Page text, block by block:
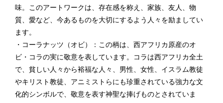
味。このアートワークは、存在感を称え、家族、友人、物
質、愛など、今あるものを大切にするよう人々を励ましてい
ます。
・コーラナッツ（オビ）：この柄は、西アフリカ原産のオ
ビ・コラの実に敬意を表しています。コラは西アフリカ全土
で、貧しい人々から裕福な人々、男性、女性、イスラム教徒
やキリスト教徒、アニミストらにも珍重されている強力な文
化的シンボルで、敬意を表す神聖な捧げものとされていま